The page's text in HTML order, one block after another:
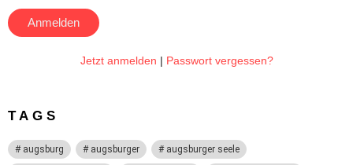
Jetzt anmelden | Passwort vergessen?
TAGS
augsburg augsburger augsburger seele